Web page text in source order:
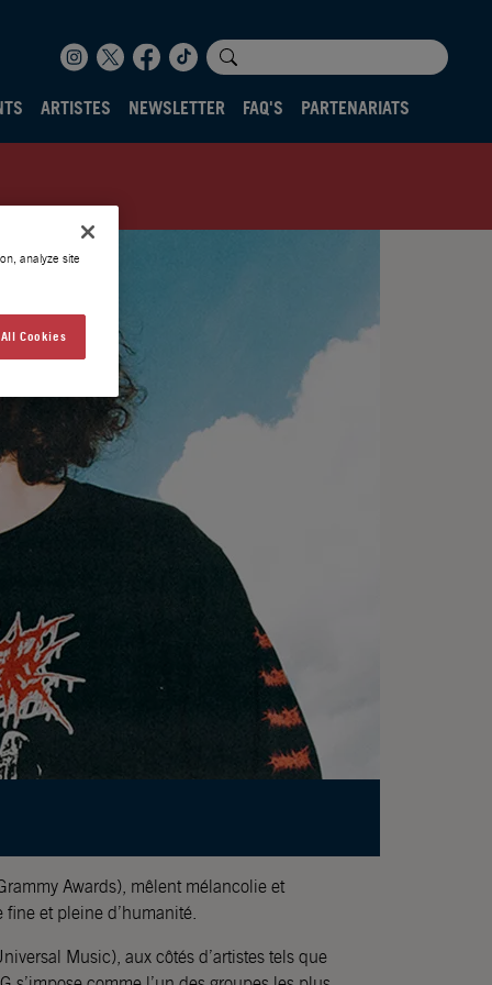
ARTISTES NEWSLETTER FAQ'S PARTENARIATS
Awards), mêlent mélancolie et
et pleine d’humanité.
Music), aux côtés d’artistes tels que
analyze site
Cookies